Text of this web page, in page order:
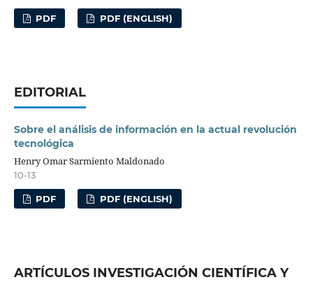
PDF PDF (ENGLISH)
EDITORIAL
Sobre el análisis de información en la actual revolución
tecnológica
Henry Omar Sarmiento Maldonado
10-13
PDF PDF (ENGLISH)
ARTÍCULOS INVESTIGACIÓN CIENTÍFICA Y